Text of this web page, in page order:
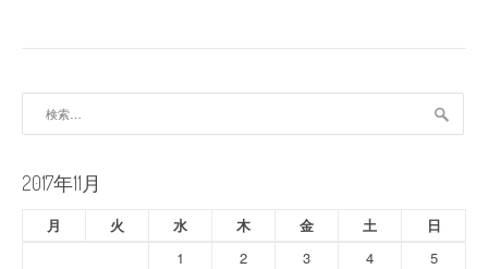
ー
シ
ョ
ン
2017年11月
月 火 水 木 金 土
日
1
2 3 4
5